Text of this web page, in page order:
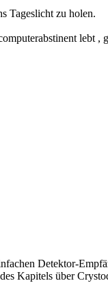
Tageslicht zu holen.
lebt
Detektor-
Kapitels über